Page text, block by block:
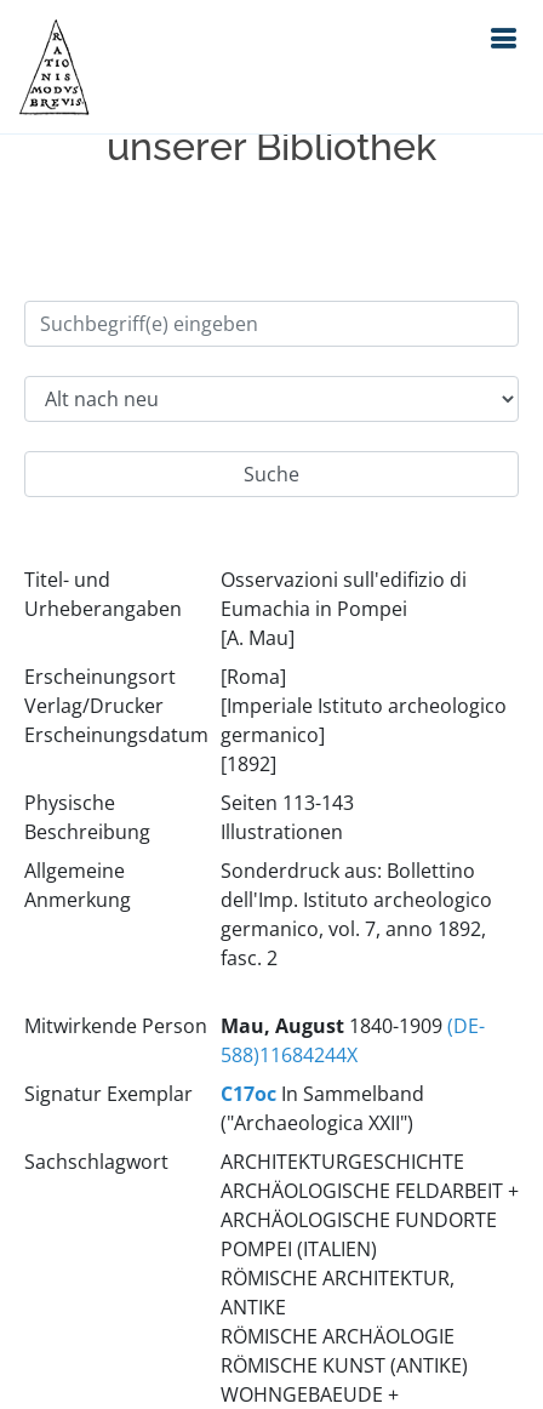
Einfache Suche im Bestand
unserer Bibliothek
Titel- und
Urheberangaben
Osservazioni sull'edifizio di
Eumachia in Pompei
[A. Mau]
Erscheinungsort
Verlag/Drucker
Erscheinungsdatum
[Roma]
[Imperiale Istituto archeologico
germanico]
[1892]
Physische
Beschreibung
Seiten 113-143
Illustrationen
Allgemeine
Anmerkung
Sonderdruck aus: Bollettino
dell'Imp. Istituto archeologico
germanico, vol. 7, anno 1892,
fasc. 2
Mitwirkende Person Mau, August1840-1909(DE-
588)11684244X
Signatur Exemplar
C17ocIn Sammelband
("Archaeologica XXII")
Sachschlagwort
ARCHITEKTURGESCHICHTE
ARCHÄOLOGISCHE FELDARBEIT +
ARCHÄOLOGISCHE FUNDORTE
POMPEI (ITALIEN)
RÖMISCHE ARCHITEKTUR,
ANTIKE
RÖMISCHE ARCHÄOLOGIE
RÖMISCHE KUNST (ANTIKE)
WOHNGEBAEUDE +